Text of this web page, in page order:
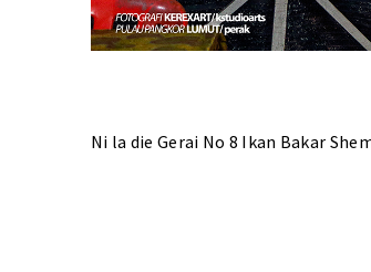
Ni la die Gerai No 8 Ikan Bakar